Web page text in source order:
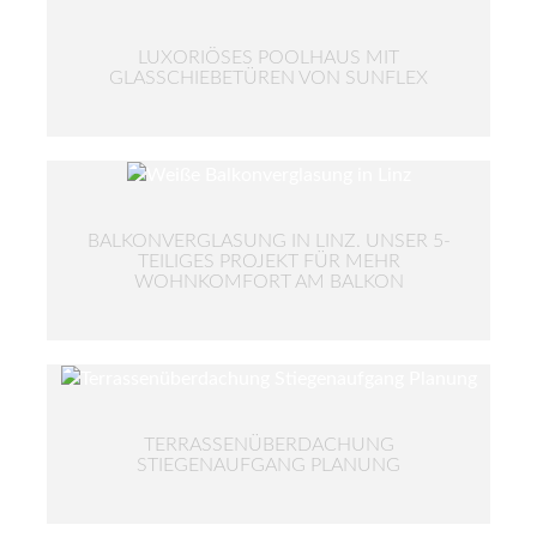
LUXORIÖSES POOLHAUS MIT
GLASSCHIEBETÜREN VON SUNFLEX
BALKONVERGLASUNG IN LINZ. UNSER 5-
TEILIGES PROJEKT FÜR MEHR
WOHNKOMFORT AM BALKON
TERRASSENÜBERDACHUNG
STIEGENAUFGANG PLANUNG